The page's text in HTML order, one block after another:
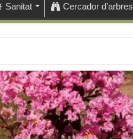
Sanitat Cercador d’arbres